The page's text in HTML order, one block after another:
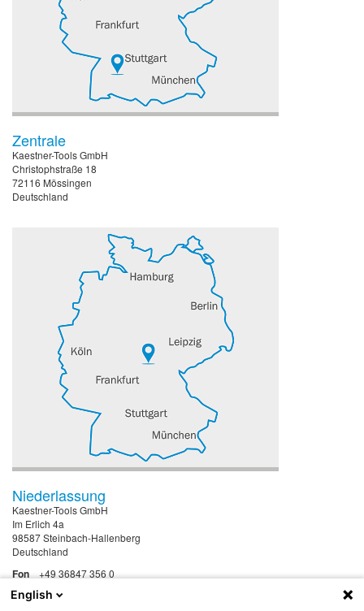
Zentrale
Kaestner-Tools GmbH
Christophstraße 18
72116 Mössingen
Deutschland
Niederlassung
Kaestner-Tools GmbH
Im Erlich 4a
98587 Steinbach-Hallenberg
Deutschland
Fon+49 36847 356 0
Fax +49 36847 356 11
Mail info@kaestner-tools.de
English